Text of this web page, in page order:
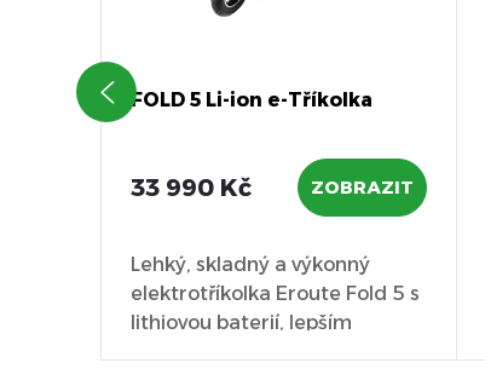
FOLD 5 Li-ion e-Tříkolka
33 990 Kč ZOBRAZIT
Lehký, skladný a výkonný
elektrotříkolka Eroute Fold 5 s
lithiovou baterií, lepším